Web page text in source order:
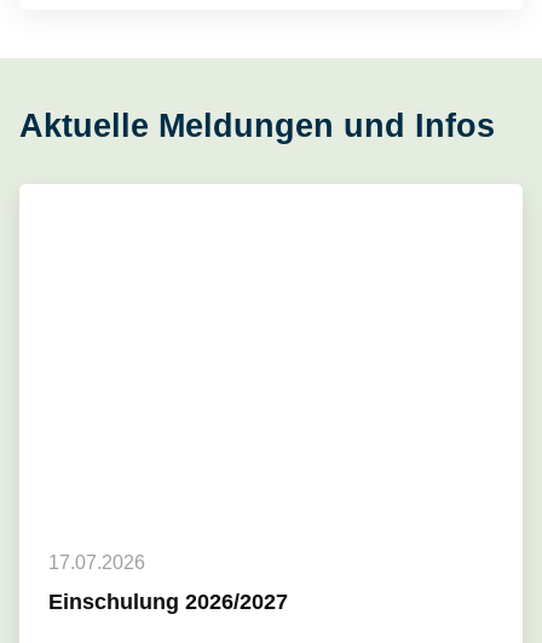
Aktuelle Meldungen und Infos
17.07.2026
Einschulung 2026/2027